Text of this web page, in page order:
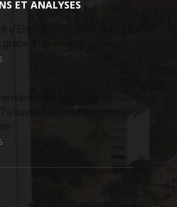
ET ANALYSES